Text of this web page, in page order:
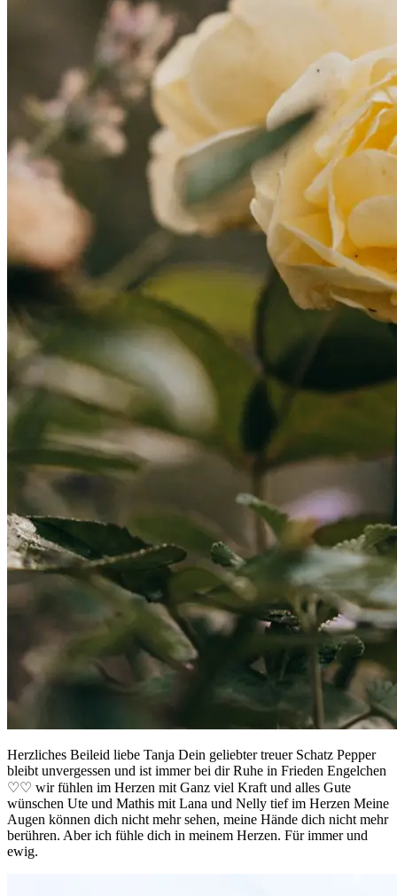
Herzliches Beileid liebe Tanja Dein geliebter treuer Schatz Pepper
bleibt unvergessen und ist immer bei dir Ruhe in Frieden Engelchen
♡♡ wir fühlen im Herzen mit Ganz viel Kraft und alles Gute
wünschen Ute und Mathis mit Lana und Nelly tief im Herzen Meine
Augen können dich nicht mehr sehen, meine Hände dich nicht mehr
berühren. Aber ich fühle dich in meinem Herzen. Für immer und
ewig.